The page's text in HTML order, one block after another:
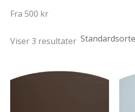
Fra 500 kr
Viser 3 resultater